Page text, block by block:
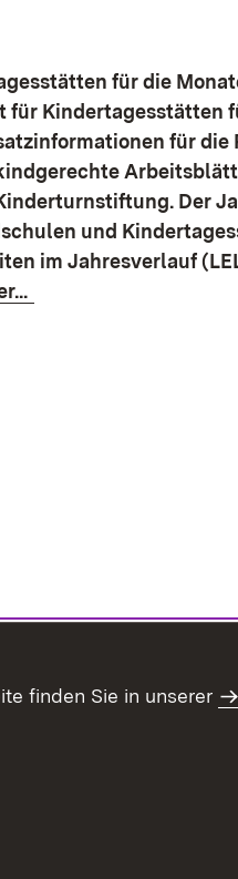
für die
für Kindertagesstätten
für die
Der
und
im Jahresverlauf
finden Sie in unserer